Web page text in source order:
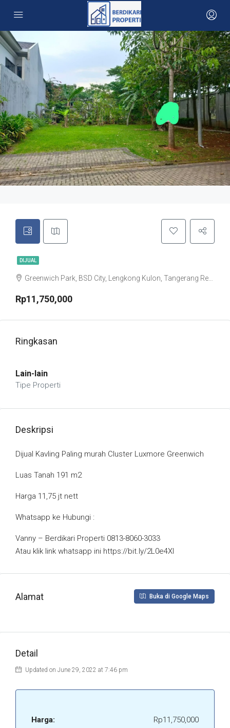
DIJUAL
Greenwich Park, BSD City, Lengkong Kulon, Tangerang Regency, Banten, Indonesia
Rp11,750,000
Ringkasan
Lain-lain
Tipe Properti
Deskripsi
Dijual Kavling Paling murah Cluster Luxmore Greenwich
Luas Tanah 191 m2
Harga 11,75 jt nett
Whatsapp ke Hubungi :
Vanny – Berdikari Properti 0813-8060-3033
Atau klik link whatsapp ini https://bit.ly/2L0e4Xl
Alamat Buka di Google Maps
Detail
Updated on June 29, 2022 at 7:46 pm
Harga: Rp11,750,000